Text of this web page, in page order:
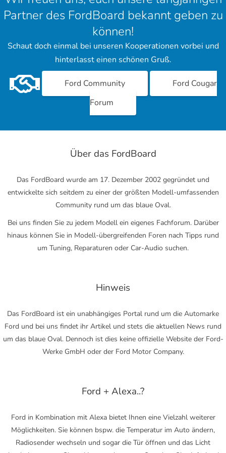
Partner des FordBoard bekannt geben zu
können!
Schaut doch einmal bei unseren Kooperationen vorbei und
hinterlasst einen schönen Gruß.
Ford Community
Ford Cougar
Forum
Über das FordBoard
Das FordBoard wurde am 17. Dezember 2002 gegründet und
entwickelte sich seitdem zu einer der größten Modell-umfassenden
Community rund um das blaue Oval.
Bei uns finden Sie zu jedem Modell ein eigenes Fachforum. Darüber
hinaus können Sie in Modell-übergreifenden Foren nach Tipps rund
um Tuning, Reparaturen oder Car-Audio suchen.
Hinweis
Das FordBoard ist ein unabhängiges Portal rund um die Automarke
Ford und bei uns findet ihr Artikel und stets die aktuellen News rund
um das blaue Oval. Dennoch ist dies keine offizielle Website der Ford-
Werke GmbH oder der Ford Motor Company.
Ford + Alexa..?
Ford in Kombination mit Alexa bietet Ihnen eine Vielzahl weiterer
Möglichkeiten. Sie können bspw. die Temperatur im Auto ändern,
Radiosender wechseln und sogar die Tür öffnen und das Licht